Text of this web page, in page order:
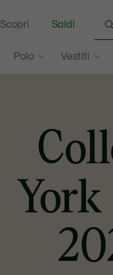
Polo Vestiti
Scopri Saldi